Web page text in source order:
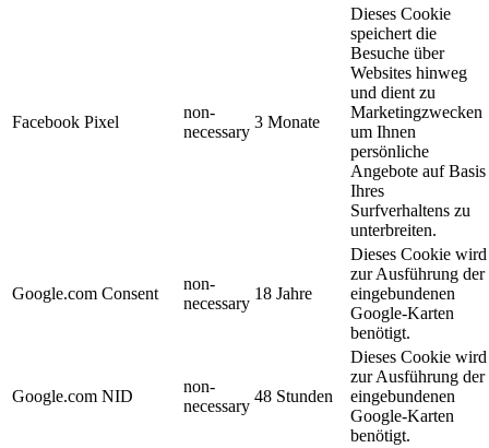
Facebook Pixel
non-
necessary
3 Monate
Dieses Cookie
speichert die
Besuche über
Websites hinweg
und dient zu
Marketingzwecken
um Ihnen
persönliche
Angebote auf Basis
Ihres
Surfverhaltens zu
unterbreiten.
Google.com Consent
non-
necessary
18 Jahre
Dieses Cookie wird
zur Ausführung der
eingebundenen
Google-Karten
benötigt.
Google.com NID
non-
necessary
48 Stunden
Dieses Cookie wird
zur Ausführung der
eingebundenen
Google-Karten
benötigt.